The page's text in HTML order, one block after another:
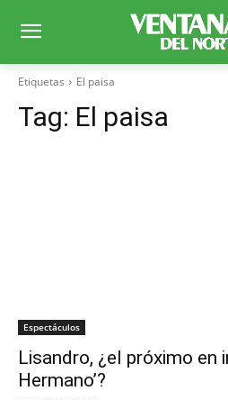
Etiquetas El paisa
Tag: El paisa
Espectáculos
Lisandro, ¿el próximo en
Hermano’?